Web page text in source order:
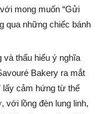
mong muốn “Gửi
qua những chiếc bánh
thấu hiểu ý nghĩa
Bakery ra mắt
lấy cảm hứng từ thế
với lồng đèn lung linh,